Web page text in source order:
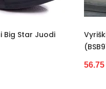
Big Star Balti